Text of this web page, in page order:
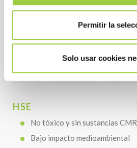
Permitir la
Solo usar cookies
HSE
No tóxico y sin sustancias CMR
Bajo impacto medioambiental